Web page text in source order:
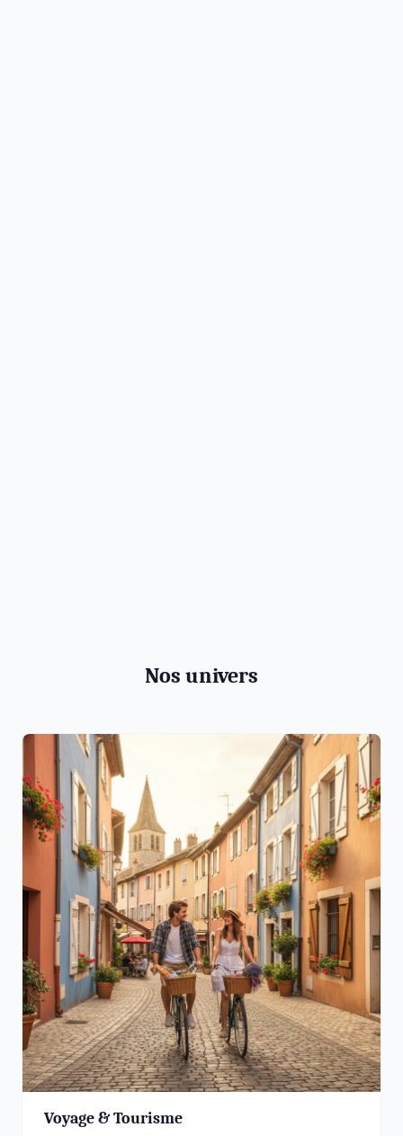
Nos univers
Voyage & Tourisme